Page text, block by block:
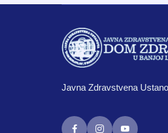
Javna Zdravstvena